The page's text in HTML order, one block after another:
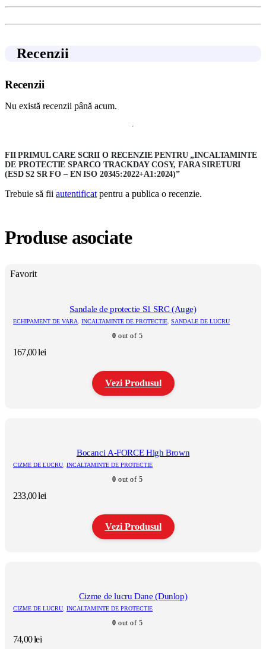
Recenzii
Recenzii
Nu există recenzii până acum.
FII PRIMUL CARE SCRII O RECENZIE PENTRU „INCALTAMINTE
DE PROTECTIE SPARCO TRACKDAY COSY, FARA SIRETURI
(ESD S2 SR FO – EN ISO 20345:2022+A1:2024)”
Trebuie să fii autentificat pentru a publica o recenzie.
Produse asociate
Favorit
Sandale de protectie S1 SRC (Auge)
ECHIPAMENT DE VARA, INCALTAMINTE DE PROTECTIE, SANDALE DE LUCRU
0 out of 5
167,00lei
Vezi Produsul
variații.
Opțiunile
fi
alese
Bocanci A-FORCE High Brown
CIZME DE LUCRU, INCALTAMINTE DE PROTECTIE
0 out of 5
233,00lei
Vezi Produsul
variații.
Opțiunile
fi
Cizme de lucru Dane (Dunlop)
CIZME DE LUCRU, INCALTAMINTE DE PROTECTIE
0 out of 5
74,00lei